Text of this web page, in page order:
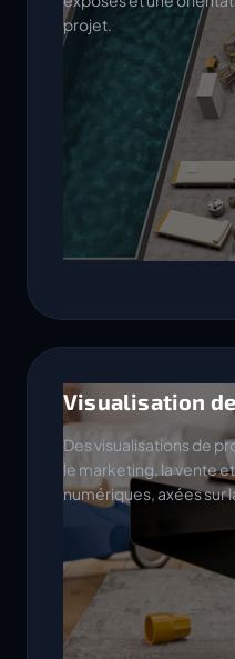
projet.
Visualisation
Des visualisations de
le marketing, la vente
numériques, axées sur